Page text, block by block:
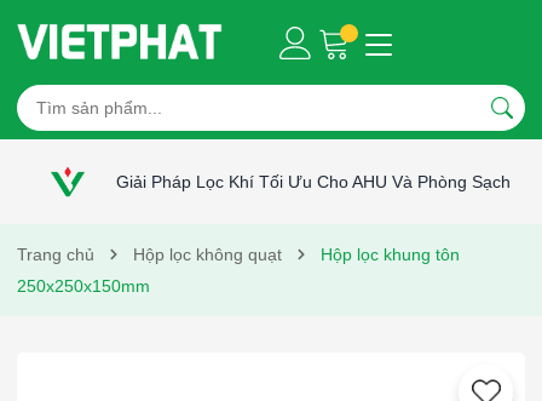
Giải Pháp Lọc Khí Tối Ưu Cho AHU Và Phòng Sạch
Trang chủ Hộp lọc không quạt
Hộp lọc khung tôn
250x250x150mm